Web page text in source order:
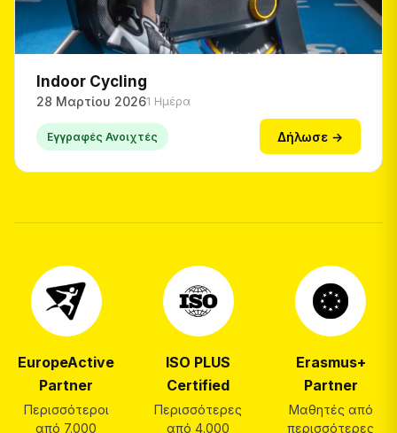
Indoor Cycling
28 Μαρτίου 20261 Ημέρα
Εγγραφές Ανοιχτές Δήλωσε →
EuropeActive
Partner
Περισσότεροι
από 7.000
ISO PLUS
Certified
Περισσότερες
από 4.000
Erasmus+
Partner
Μαθητές από
περισσότερες